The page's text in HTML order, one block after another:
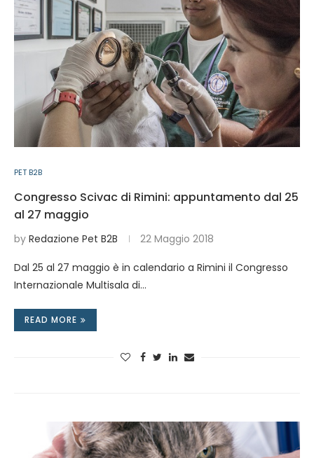
PET B2B
Congresso Scivac di Rimini: appuntamento dal 25
al 27 maggio
by Redazione Pet B2B 22 Maggio 2018
Dal 25 al 27 maggio è in calendario a Rimini il Congresso
Internazionale Multisala di…
READ MORE